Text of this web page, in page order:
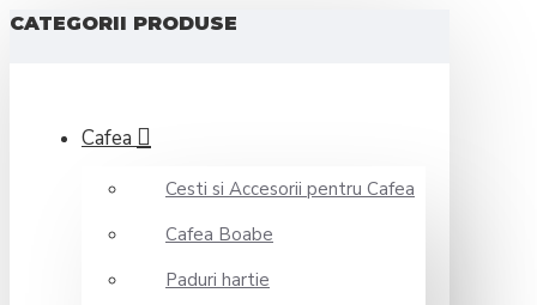
CATEGORII PRODUSE
Cafea
Cesti si Accesorii pentru Cafea
Cafea Boabe
Paduri hartie